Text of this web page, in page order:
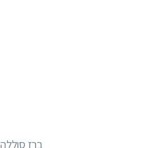
ברז סוללה